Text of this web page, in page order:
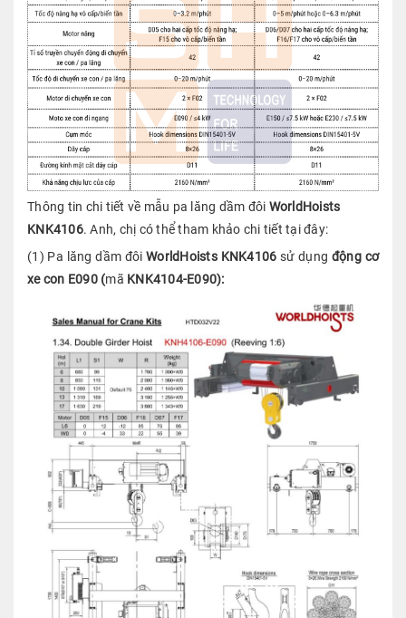
Thông tin chi tiết về mẫu pa lăng dầm đôi WorldHoists
KNK4106. Anh, chị có thể tham khảo chi tiết tại đây:
(1) Pa lăng dầm đôiWorldHoists KNK4106 sử dụng động cơ
xe con E090 (mã KNK4104-E090):